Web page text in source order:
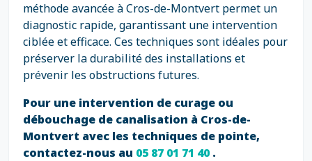
méthode avancée à Cros-de-Montvert permet un
diagnostic rapide, garantissant une intervention
ciblée et efficace. Ces techniques sont idéales pour
préserver la durabilité des installations et
prévenir les obstructions futures.
Pour une intervention de curage ou
débouchage de canalisation à Cros-de-
Montvert avec les techniques de pointe,
contactez-nous au 05 87 01 71 40.